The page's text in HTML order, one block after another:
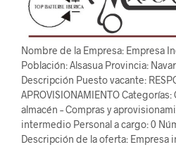
Nombre de la Empresa: Empresa
Población: Alsasua Provincia:
Descripción Puesto vacante:
APROVISIONAMIENTO
almacén – Compras y
intermedio Personal a cargo: 0
Descripción de la oferta: Empresa